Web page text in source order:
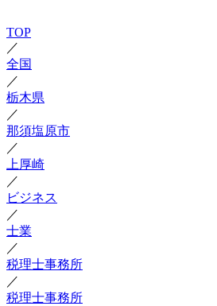
TOP
／
全国
／
栃木県
／
那須塩原市
／
上厚崎
／
ビジネス
／
士業
／
税理士事務所
／
税理士事務所